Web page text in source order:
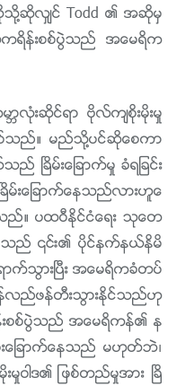
ထိုသို႔ဆိုလွ်င္ Todd ၏ အဆိုမွ
ရိန္းစစ္ပြဲသည္ အေမရိက
းဆိုင္ရာ ဗိုလ္က်စိုးမိုးမႈ
သည္။ မည္သို႔ပင္ဆိုေစကာ
ခိမ္းေျခာက္မႈ ခံရျခင္း
မ္းေျခာက္ေနသည္လားဟူေ
သည္။ ပထဝီႏိုင္ငံေရး သုေတ
န္သည္ ၎၏ ပိုင္နက္နယ္နိမိ
က္သြားၿပီး အေမရိကခံတပ္
န္လည္ဖန္တီးသြားႏိုင္သည္ဟု
စစ္ပြဲသည္ အေမရိကန္၏ န
းေျခာက္ေနသည္ မဟုတ္ဘဲ၊
ါဒ၏ ျဖစ္တည္မႈအား ၿခိ